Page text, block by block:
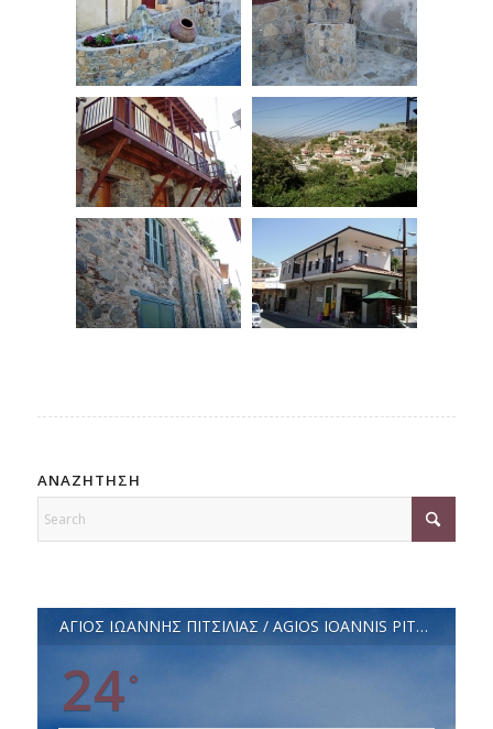
ΑΝΑΖΗΤΗΣΗ
ΑΓΙΟΣ ΙΩΑΝΝΗΣ ΠΙΤΣΙΛΙΑΣ / AGIOS IOANNIS PITSILIAS
24°